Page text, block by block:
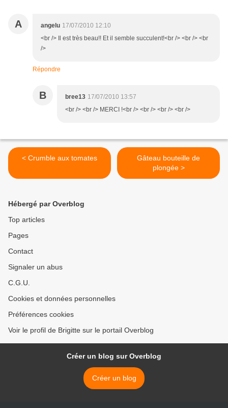
A angelu 17/07/2010 12:10
<br /> Il est très beau!! Et il semble succulent!<br /> <br /> <br
/>
Répondre
B bree13 17/07/2010 13:57
<br /> <br /> MERCI !<br /> <br /> <br /> <br />
< Crumble aux tomates
Gâteau bouteille de
plongée >
Hébergé par Overblog
Top articles
Pages
Contact
Signaler un abus
C.G.U.
Cookies et données personnelles
Préférences cookies
Voir le profil de Brigitte sur le portail Overblog
Créer un blog sur Overblog
Créer un blog